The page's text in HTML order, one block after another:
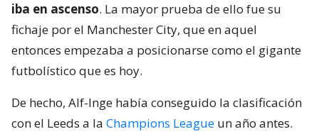
iba en ascenso. La mayor prueba de ello fue su
fichaje por el Manchester City, que en aquel
entonces empezaba a posicionarse como el gigante
futbolístico que es hoy.
De hecho, Alf-Inge había conseguido la clasificación
con el Leeds a la Champions League un año antes.